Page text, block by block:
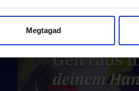
Megtagad